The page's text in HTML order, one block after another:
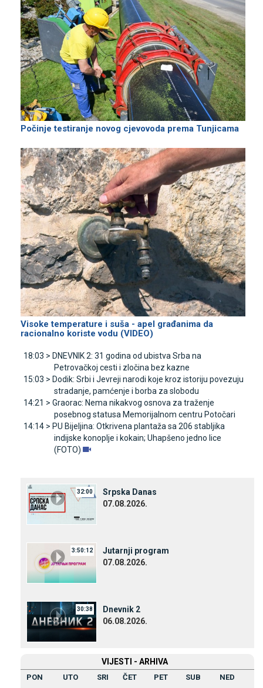
Počinje testiranje novog cjevovoda prema Tunjicama
Visoke temperature i suša - apel građanima da
racionalno koriste vodu (VIDEO)
18:03 > DNEVNIK 2: 31 godina od ubistva Srba na
Petrovačkoj cesti i zločina bez kazne
15:03 > Dodik: Srbi i Јevreji narodi koje kroz istoriju povezuju
stradanje, pamćenje i borba za slobodu
14:21 > Graorac: Nema nikakvog osnova za traženje
posebnog statusa Memorijalnom centru Potočari
14:14 > PU Bijeljina: Otkrivena plantaža sa 206 stabljika
indijske konoplje i kokain; Uhapšeno jedno lice
(FOTO)
32:00
Srpska Danas
07.08.2026.
3:50:12
Јutarnji program
07.08.2026.
30:38
Dnevnik 2
06.08.2026.
VIЈESTI - ARHIVA
PON UTO SRI ČET PET SUB NED